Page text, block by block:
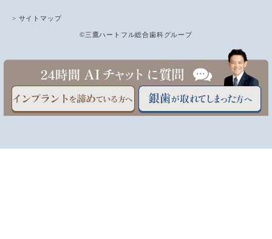
> サイトマップ
©三鷹ハートフル総合歯科グループ